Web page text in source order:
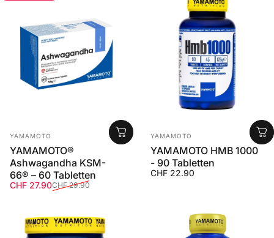
Anbieter:
YAMAMOTO
YAMAMOTO®
Ashwagandha KSM-
66® – 60 Tabletten
Verkaufspreis
CHF 27.90
Normaler Preis
CHF 29.90
Anbieter:
YAMAMOTO
YAMAMOTO HMB 1000
- 90 Tabletten
CHF 22.90